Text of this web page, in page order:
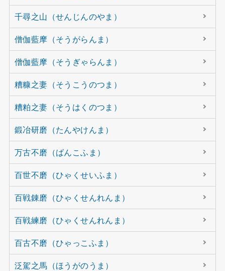
千尋之山（せんじんのやま）
僧伽藍摩（そうがらんま）
僧伽藍摩（そうぎゃらんま）
糟糠之妻（そうこうのつま）
糟粕之妻（そうはくのつま）
鍛冶研磨（たんやけんま）
万古不磨（ばんこふま）
百世不磨（ひゃくせいふま）
百戦錬磨（ひゃくせんれんま）
百戦練磨（ひゃくせんれんま）
百古不磨（ひゃっこふま）
泛駕之馬（ほうがのうま）